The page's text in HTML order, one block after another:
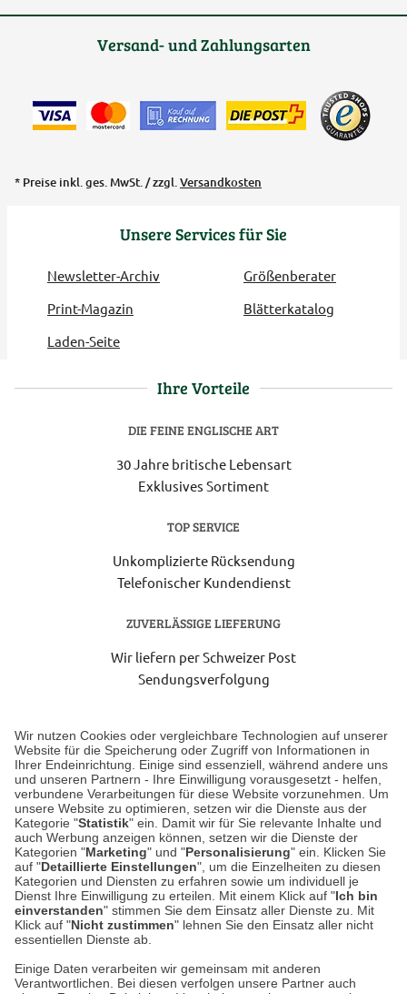
Wir nutzen Cookies oder vergleichbare Technologien auf unserer
Website für die Speicherung oder Zugriff von Informationen in
Ihrer Endeinrichtung. Einige sind essenziell, während andere uns
und unseren Partnern - Ihre Einwilligung vorausgesetzt - helfen,
verbundene Verarbeitungen für diese Website vorzunehmen. Um
unsere Website zu optimieren, setzen wir die Dienste aus der
Kategorie "Statistik" ein. Damit wir für Sie relevante Inhalte und
auch Werbung anzeigen können, setzen wir die Dienste der
Kategorien "Marketing" und "Personalisierung" ein. Klicken Sie
auf "Detaillierte Einstellungen", um die Einzelheiten zu diesen
Kategorien und Diensten zu erfahren sowie um individuell je
Dienst Ihre Einwilligung zu erteilen. Mit einem Klick auf "Ich bin
einverstanden" stimmen Sie dem Einsatz aller Dienste zu. Mit
Klick auf "Nicht zustimmen" lehnen Sie den Einsatz aller nicht
essentiellen Dienste ab.
Einige Daten verarbeiten wir gemeinsam mit anderen
Verantwortlichen. Bei diesen verfolgen unsere Partner auch
Unsere Services für Sie
Newsletter-Archiv
Größenberater
Print-Magazin
Blätterkatalog
Laden-Seite
Versand- und Zahlungsarten
* Preise inkl. ges. MwSt. / zzgl.Versandkosten
Ihre Vorteile
DIE FEINE ENGLISCHE ART
30 Jahre britische Lebensart
Exklusives Sortiment
TOP SERVICE
Unkomplizierte Rücksendung
Telefonischer Kundendienst
ZUVERLÄSSIGE LIEFERUNG
Wir liefern per Schweizer Post
Sendungsverfolgung
Unser Geschäft in Meckenheim
Auf dem Steinbüchel 6
53340 Meckenheim
Montag bis Samstag 9:00 Uhr bis 18:00 Uhr
weitere Information
Hier finden Sie uns im Netz